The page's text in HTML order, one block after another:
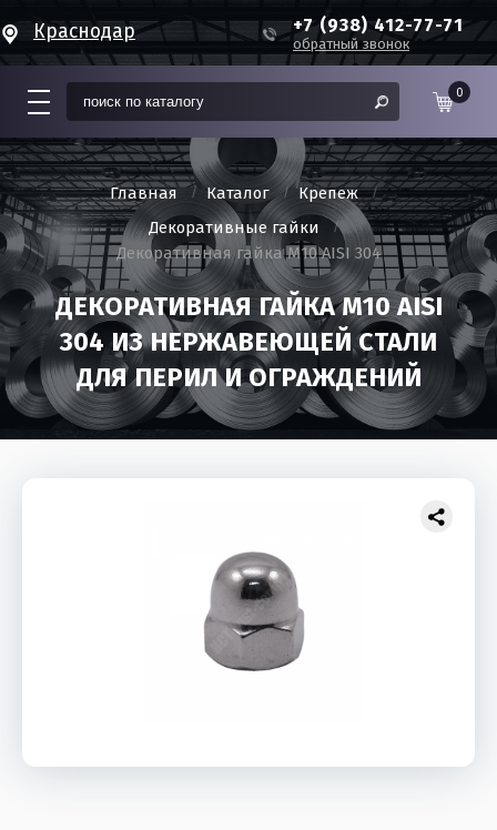
Краснодар +7 (938) 412-77-71
обратный звонок
0
Главная Каталог
Крепеж
Декоративные гайки
Декоративная гайка М10 AISI 304
ДЕКОРАТИВНАЯ ГАЙКА М10 AISI
304 ИЗ НЕРЖАВЕЮЩЕЙ СТАЛИ
ДЛЯ ПЕРИЛ И ОГРАЖДЕНИЙ